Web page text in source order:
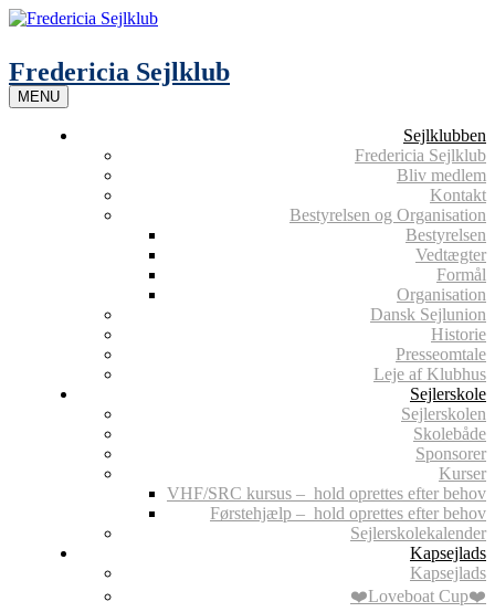
Skip
Fredericia Sejlklub
MENU
Sejlklubben
Fredericia Sejlklub
Bliv medlem
Kontakt
Bestyrelsen og Organisation
Bestyrelsen
Vedtægter
Formål
Organisation
Dansk Sejlunion
Historie
Presseomtale
Leje af Klubhus
Sejlerskole
Sejlerskolen
Skolebåde
Sponsorer
Kurser
VHF/SRC kursus – hold oprettes efter behov
Førstehjælp – hold oprettes efter behov
Sejlerskolekalender
Kapsejlads
Kapsejlads
❤️Loveboat Cup❤️